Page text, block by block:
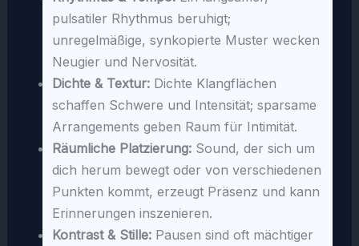
pulsatiler Rhythmus beruhigt;
unregelmäßige, synkopierte Muster wecken
Neugier und Nervosität.
Dichte & Textur:Dichte Klangflächen
schaffen Schwere und Intensität; sparsame
Arrangements geben Raum für Intimität.
Räumliche Platzierung:Sound, der sich um
dich herum bewegt oder von verschiedenen
Punkten kommt, erzeugt Präsenz und kann
Erinnerungen inszenieren.
Kontrast & Stille:Pausen sind oft mächtiger